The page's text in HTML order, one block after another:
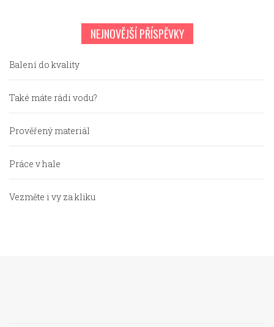
NEJNOVĚJŠÍ PŘÍSPĚVKY
Balení do kvality
Také máte rádi vodu?
Prověřený materiál
Práce v hale
Vezměte i vy za kliku